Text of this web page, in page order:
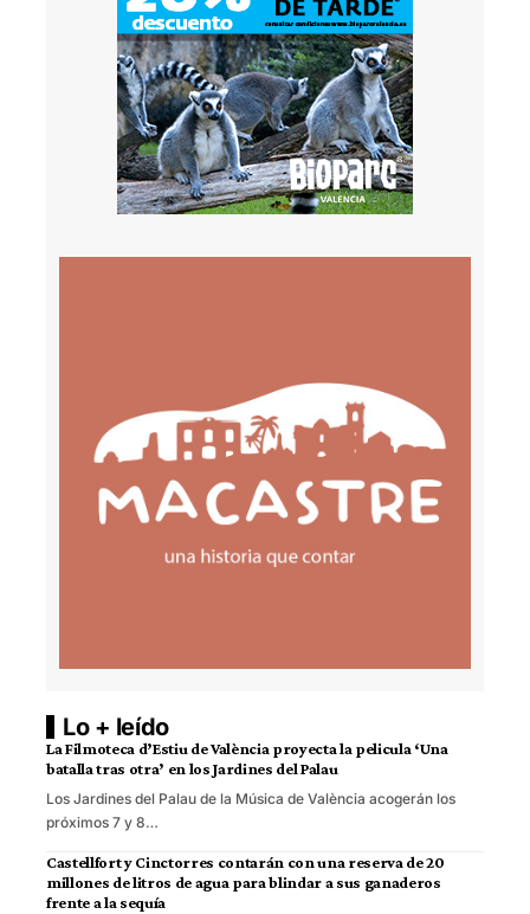
Lo + leído
La Filmoteca d’Estiu de València proyecta la pelicula ‘Una
batalla tras otra’ en los Jardines del Palau
Los Jardines del Palau de la Música de València acogerán los
próximos 7 y 8…
Castellfort y Cinctorres contarán con una reserva de 20
millones de litros de agua para blindar a sus ganaderos
frente a la sequía